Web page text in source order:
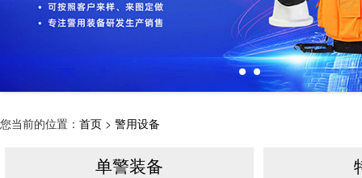
您当前的位置： 首页 > 警用设备
单警装备